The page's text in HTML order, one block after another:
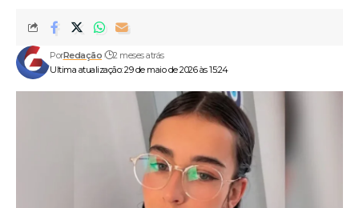
Ultima atualização: 29 de maio de 2026 às 15:24
PorRedação 2 meses atrás